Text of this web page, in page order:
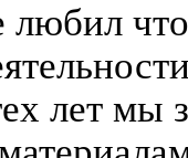
любил
лет мы